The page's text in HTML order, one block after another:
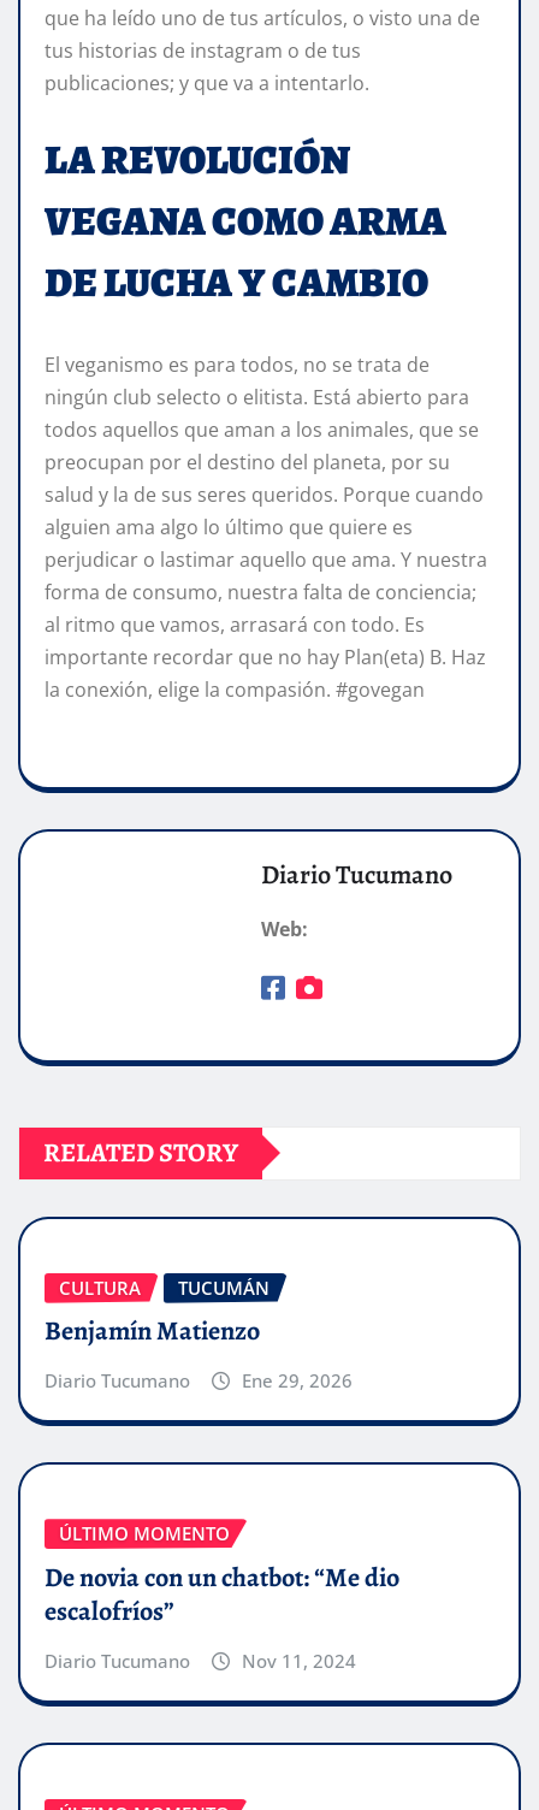
que ha leído uno de tus artículos, o visto una de
tus historias de instagram o de tus
publicaciones; y que va a intentarlo.
LA REVOLUCIÓN
VEGANA COMO ARMA
DE LUCHA Y CAMBIO
El veganismo es para todos, no se trata de
ningún club selecto o elitista. Está abierto para
todos aquellos que aman a los animales, que se
preocupan por el destino del planeta, por su
salud y la de sus seres queridos. Porque cuando
alguien ama algo lo último que quiere es
perjudicar o lastimar aquello que ama. Y nuestra
forma de consumo, nuestra falta de conciencia;
al ritmo que vamos, arrasará con todo. Es
importante recordar que no hay Plan(eta) B. Haz
la conexión, elige la compasión. #govegan
Diario Tucumano
Web:
RELATED STORY
CULTURA TUCUMÁN
Benjamín Matienzo
Diario Tucumano Ene 29, 2026
ÚLTIMO MOMENTO
De novia con un chatbot: “Me dio
escalofríos”
Diario Tucumano Nov 11, 2024